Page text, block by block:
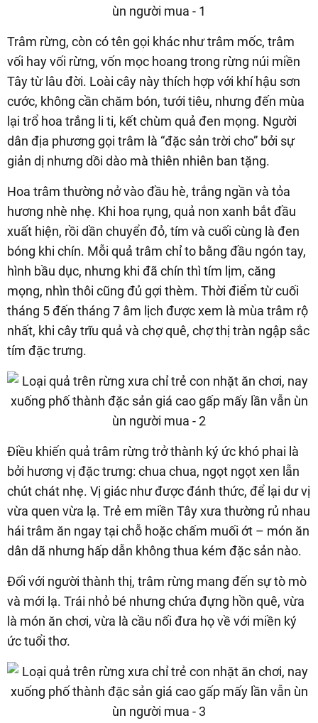
Trâm rừng, còn có tên gọi khác như trâm mốc, trâm
vối hay vối rừng, vốn mọc hoang trong rừng núi miền
Tây từ lâu đời. Loài cây này thích hợp với khí hậu sơn
cước, không cần chăm bón, tưới tiêu, nhưng đến mùa
lại trổ hoa trắng li ti, kết chùm quả đen mọng. Người
dân địa phương gọi trâm là “đặc sản trời cho” bởi sự
giản dị nhưng dồi dào mà thiên nhiên ban tặng.
Hoa trâm thường nở vào đầu hè, trắng ngần và tỏa
hương nhè nhẹ. Khi hoa rụng, quả non xanh bắt đầu
xuất hiện, rồi dần chuyển đỏ, tím và cuối cùng là đen
bóng khi chín. Mỗi quả trâm chỉ to bằng đầu ngón tay,
hình bầu dục, nhưng khi đã chín thì tím lịm, căng
mọng, nhìn thôi cũng đủ gợi thèm. Thời điểm từ cuối
tháng 5 đến tháng 7 âm lịch được xem là mùa trâm rộ
nhất, khi cây trĩu quả và chợ quê, chợ thị tràn ngập sắc
tím đặc trưng.
Điều khiến quả trâm rừng trở thành ký ức khó phai là
bởi hương vị đặc trưng: chua chua, ngọt ngọt xen lẫn
chút chát nhẹ. Vị giác như được đánh thức, để lại dư vị
vừa quen vừa lạ. Trẻ em miền Tây xưa thường rủ nhau
hái trâm ăn ngay tại chỗ hoặc chấm muối ớt – món ăn
dân dã nhưng hấp dẫn không thua kém đặc sản nào.
Đối với người thành thị, trâm rừng mang đến sự tò mò
và mới lạ. Trái nhỏ bé nhưng chứa đựng hồn quê, vừa
là món ăn chơi, vừa là cầu nối đưa họ về với miền ký
ức tuổi thơ.